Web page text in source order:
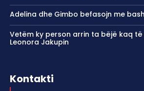
Adelina dhe Gimbo befasojn me
Vetëm ky person arrin ta bëjë kaq të
Leonora Jakupin
Kontakti